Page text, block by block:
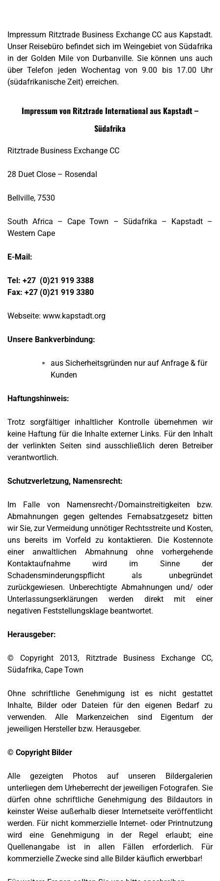
Impressum Ritztrade Business Exchange CC aus Kapstadt.
Unser Reisebüro befindet sich im Weingebiet von Südafrika
in der Golden Mile von Durbanville. Sie können uns auch
über Telefon jeden Wochentag von 9.00 bis 17.00 Uhr
(südafrikanische Zeit) erreichen.
Impressum von Ritztrade International aus Kapstadt –
Südafrika
Ritztrade Business Exchange CC
28 Duet Close – Rosendal
Bellville, 7530
South Africa – Cape Town – Südafrika – Kapstadt –
Western Cape
E-Mail:
Tel: +27 (0)21 919 3388
Fax: +27 (0)21 919 3380
Webseite: www.kapstadt.org
Unsere Bankverbindung:
aus Sicherheitsgründen nur auf Anfrage & für
Kunden
Haftungshinweis:
Trotz sorgfältiger inhaltlicher Kontrolle übernehmen wir
keine Haftung für die Inhalte externer Links. Für den Inhalt
der verlinkten Seiten sind ausschließlich deren Betreiber
verantwortlich.
Schutzverletzung, Namensrecht:
Im Falle von Namensrecht-/Domainstreitigkeiten bzw.
Abmahnungen gegen geltendes Fernabsatzgesetz bitten
wir Sie, zur Vermeidung unnötiger Rechtsstreite und Kosten,
uns bereits im Vorfeld zu kontaktieren. Die Kostennote
einer anwaltlichen Abmahnung ohne vorhergehende
Kontaktaufnahme wird im Sinne der
Schadensminderungspflicht als unbegründet
zurückgewiesen. Unberechtigte Abmahnungen und/ oder
Unterlassungserklärungen werden direkt mit einer
negativen Feststellungsklage beantwortet.
Herausgeber:
© Copyright 2013, Ritztrade Business Exchange CC,
Südafrika, Cape Town
Ohne schriftliche Genehmigung ist es nicht gestattet
Inhalte, Bilder oder Dateien für den eigenen Bedarf zu
verwenden. Alle Markenzeichen sind Eigentum der
jeweiligen Hersteller bzw. Herausgeber.
© Copyright Bilder
Alle gezeigten Photos auf unseren Bildergalerien
unterliegen dem Urheberrecht der jeweiligen Fotografen. Sie
dürfen ohne schriftliche Genehmigung des Bildautors in
keinster Weise außerhalb dieser Internetseite veröffentlicht
werden. Für nicht kommerzielle Internet- oder Printnutzung
wird eine Genehmigung in der Regel erlaubt; eine
Quellenangabe ist in allen Fällen erforderlich. Für
kommerzielle Zwecke sind alle Bilder käuflich erwerbbar!